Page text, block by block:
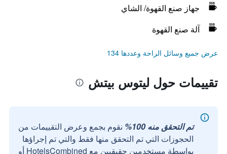
جهاز صنع القهوة/ الشاي
آلة صنع القهوة
عرض جميع وسائل الراحة وعددها 134
تقييمات حول ليتوس بيتش
تم التحقق منه 100%
نقوم بجمع وعرض التقييمات من
الحجوزات التي تم التحقق منها فقط والتي تم إجراؤها
بواسطة مستخدمين حقيقيين مع HotelsCombined أو